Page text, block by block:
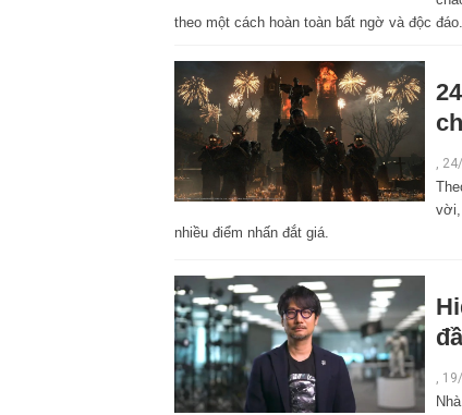
theo một cách hoàn toàn bất ngờ và độc đáo.
,
vời,
nhiều điểm nhấn đắt giá.
,